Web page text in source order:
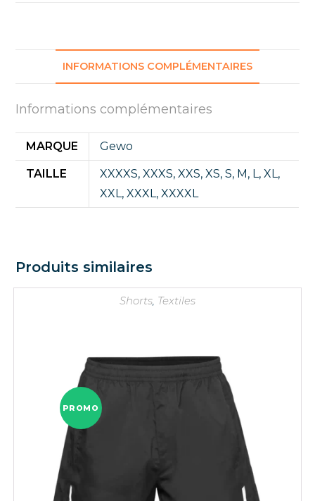
INFORMATIONS COMPLÉMENTAIRES
Informations complémentaires
MARQUE Gewo
TAILLE XXXXS,XXXS,XXS,XS,S, M, L,XL,
XXL,XXXL,XXXXL
Produits similaires
Shorts, Textiles
PROMO